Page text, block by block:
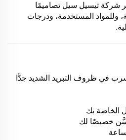
شركة تيسيل سيل تصاميمًا
وللمواد المستخدمة، ودرجات
في ظروف التبريد الشديد جدًّا
الخاصة بك
خصيصًا لك